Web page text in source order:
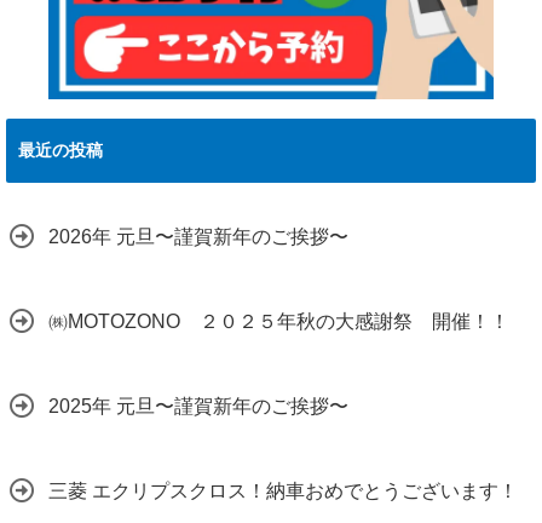
最近の投稿
2026年 元旦〜謹賀新年のご挨拶〜
㈱MOTOZONO ２０２５年秋の大感謝祭 開催！！
2025年 元旦〜謹賀新年のご挨拶〜
三菱 エクリプスクロス！納車おめでとうございます！